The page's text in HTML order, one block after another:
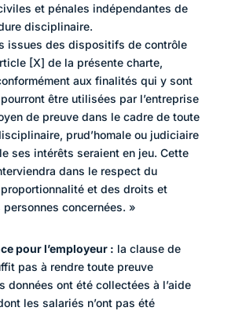
et pénales indépendantes de
disciplinaire.
issues des dispositifs de contrôle
[X] de la présente charte,
aux finalités qui y sont
être utilisées par l’entreprise
de preuve dans le cadre de toute
prud’homale ou judiciaire
ses intérêts seraient en jeu. Cette
dans le respect du
et des droits et
concernées. »
pour l’employeur : la clause de
pas à rendre toute preuve
données ont été collectées à l’aide
les salariés n’ont pas été